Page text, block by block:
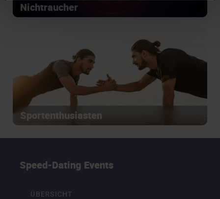
Nichtraucher
Sportenthusiasten
Speed-Dating Events
ÜBERSICHT